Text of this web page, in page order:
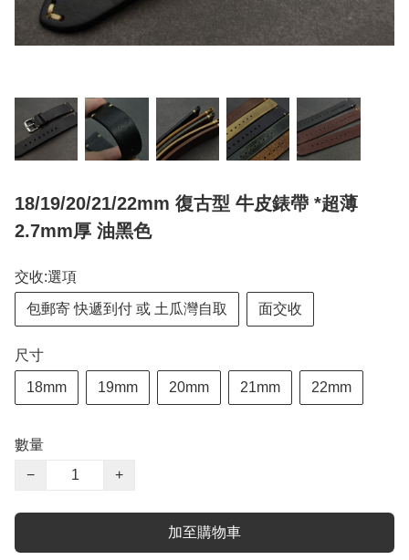
18/19/20/21/22mm 復古型 牛皮錶帶 *超薄
2.7mm厚 油黑色
交收:選項
包郵寄 快遞到付 或 土瓜灣自取 面交收
尺寸
18mm 19mm 20mm 21mm 22mm
數量
−
+
加至購物車